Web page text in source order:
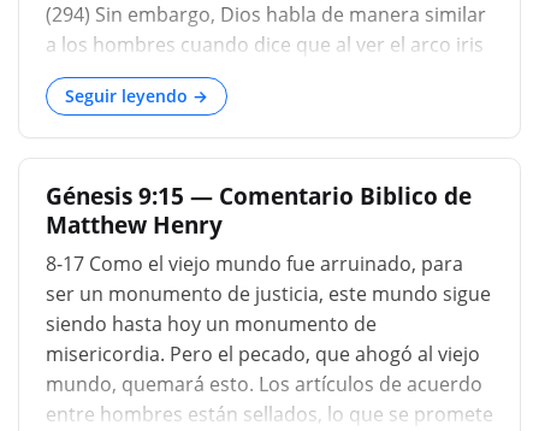
(294) Sin embargo, Dios habla de manera similar
a los hombres cuando dice que al ver el arco iris
recordará su pacto. Pero esta forma de hablar
hace referencia a la fe de los hombres, para que
reflexionen que Dios, cada vez que extiende su
arco sobre las nubes, no olvida su pacto....
Seguir leyendo →
Génesis 9:15 — Comentario Biblico de
Matthew Henry
8-17 Como el viejo mundo fue arruinado, para
ser un monumento de justicia, este mundo sigue
siendo hasta hoy un monumento de
misericordia. Pero el pecado, que ahogó al viejo
mundo, quemará esto. Los artículos de acuerdo
entre hombres están sellados, lo que se promete